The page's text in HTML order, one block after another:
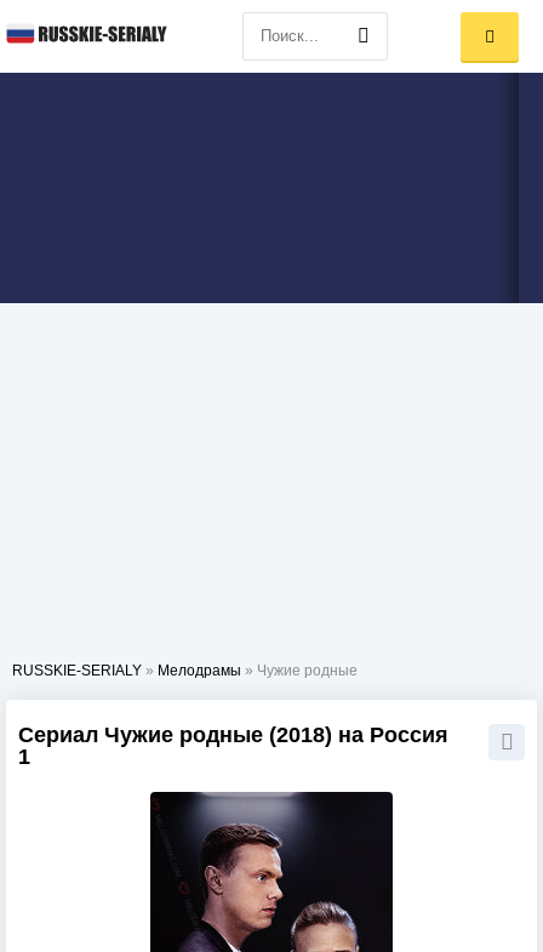
RUSSKIE-SERIALY » Мелодрамы » Чужие родные
Сериал Чужие родные (2018) на Россия
1